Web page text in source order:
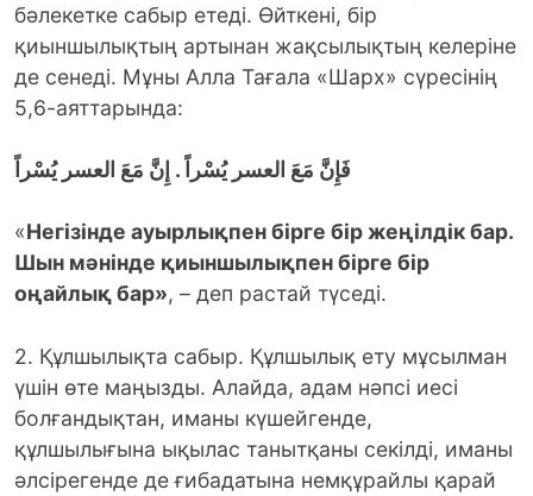
бәлекетке сабыр етеді. Өйткені, бір
қиыншылықтың артынан жақсылықтың келеріне
де сенеді. Мұны Алла Тағала «Шарх» сүресінің
5,6-аяттарында:
فَإِنَّ مَعَ العسر يُسْراً . إِنَّ مَعَ العسر يُسْراً
«Негізінде ауырлықпен бірге бір жеңілдік бар.
Шын мәнінде қиыншылықпен бірге бір
оңайлық бар», – деп растай түседі.
2. Құлшылықта сабыр. Құлшылық ету мұсылман
үшін өте маңызды. Алайда, адам нәпсі иесі
болғандықтан, иманы күшейгенде,
құлшылығына ықылас танытқаны секілді, иманы
әлсірегенде де ғибадатына немқұрайлы қарай